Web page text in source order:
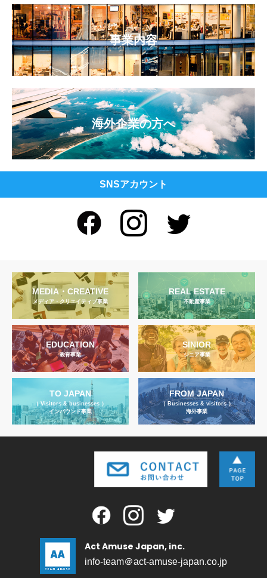
事業内容
海外企業の方へ
SNSアカウント
MEDIA・CREATIVE
メディア・クリエイティブ事業
REAL ESTATE
不動産事業
EDUCATION
教育事業
SINIOR
シニア事業
TO JAPAN
（ Visitors & businesses ）
インバウンド事業
FROM JAPAN
（ Businesses & visitors ）
海外事業
Act Amuse Japan, inc.
info-team＠act-amuse-japan.co.jp